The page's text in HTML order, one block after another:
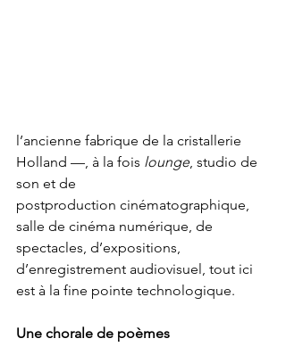
l’ancienne fabrique de la cristallerie
Holland —, à la fois lounge, studio de
son et de
postproduction cinématographique,
salle de cinéma numérique, de
spectacles, d’expositions,
d’enregistrement audiovisuel, tout ici
est à la fine pointe technologique.
Une chorale de poèmes